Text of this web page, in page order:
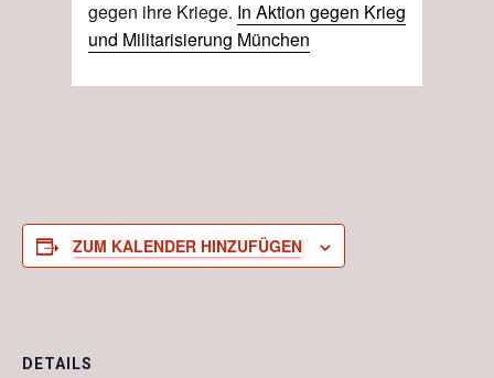
gegen ihre Kriege. In Aktion gegen Krieg
und Militarisierung München
ZUM KALENDER HINZUFÜGEN
DETAILS